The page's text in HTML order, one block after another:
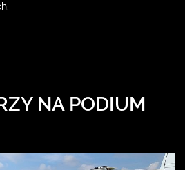
NA PODIUM